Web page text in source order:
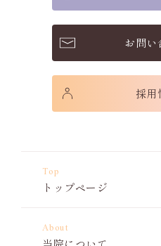
お問い
採用
Top
トップページ
About